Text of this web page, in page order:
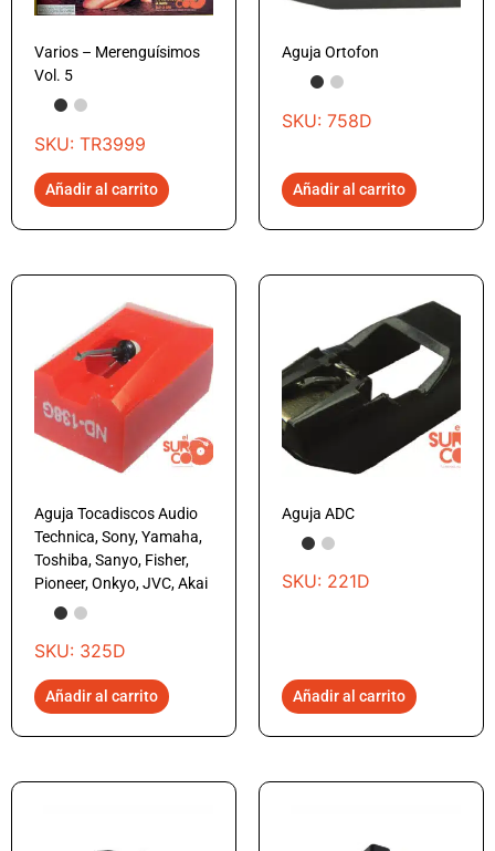
Varios – Merenguísimos
Vol. 5
SKU: TR3999
Añadir al carrito
Aguja Ortofon
SKU: 758D
Añadir al carrito
Aguja Tocadiscos Audio
Technica, Sony, Yamaha,
Toshiba, Sanyo, Fisher,
Pioneer, Onkyo, JVC, Akai
SKU: 325D
Añadir al carrito
Aguja ADC
SKU: 221D
Añadir al carrito